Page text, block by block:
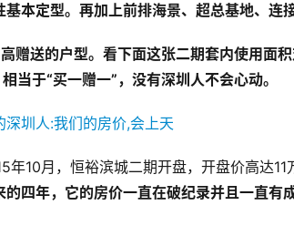
基本定型。再加上前排海景、超总基地、连
赠送的户型。看下面这张二期套内使用面
当于“买一赠一”，没有深圳人不会心动。
年10月，恒裕滨城二期开盘，开盘价高达
的四年，它的房价一直在破纪录并且一直有成